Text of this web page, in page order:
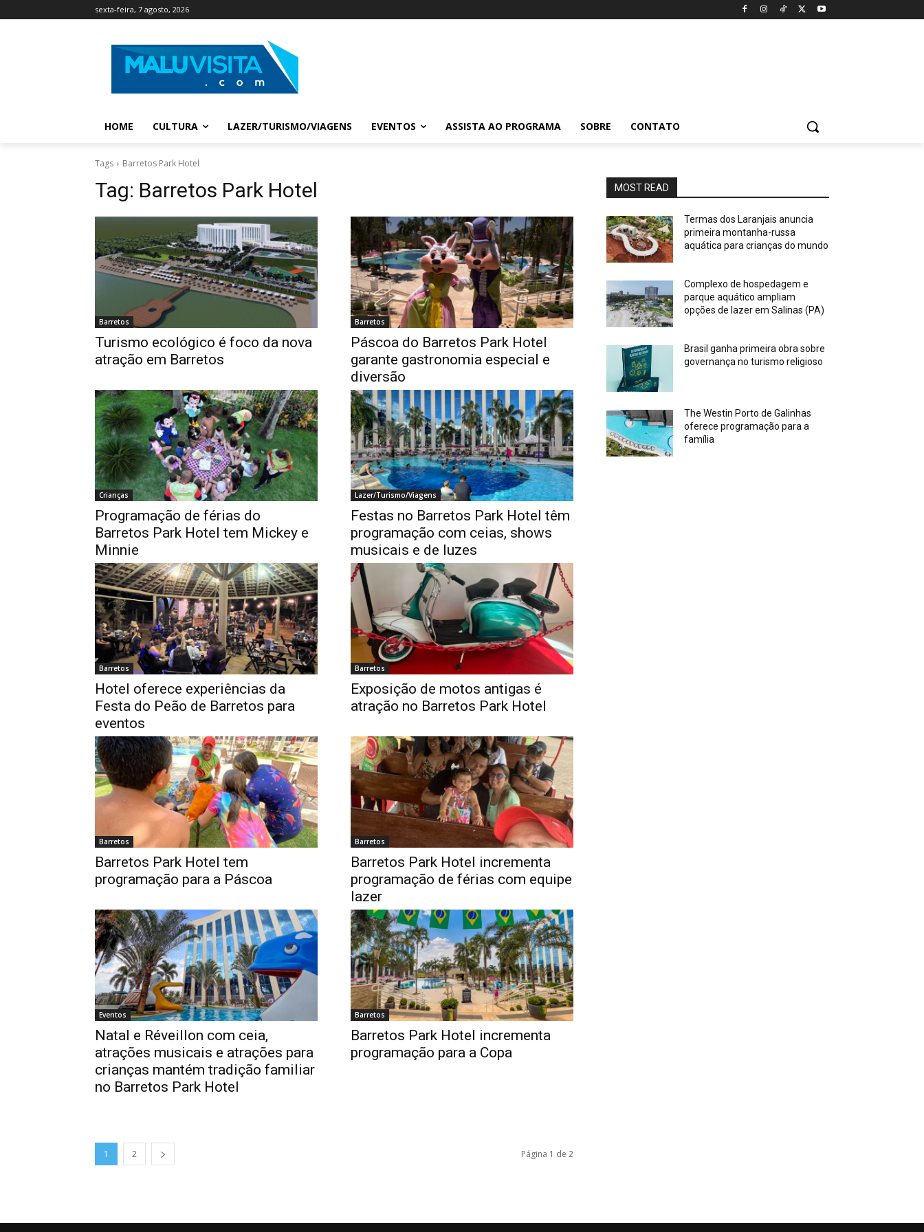
sexta-feira, 7 agosto, 2026
HOME CULTURA LAZER/TURISMO/VIAGENS EVENTOS ASSISTA AO PROGRAMA SOBRE CONTATO
Tags Barretos Park Hotel
Tag: Barretos Park Hotel
Barretos
Turismo ecológico é foco da nova
atração em Barretos
Barretos
Páscoa do Barretos Park Hotel
garante gastronomia especial e
diversão
Crianças
Programação de férias do
Barretos Park Hotel tem Mickey e
Minnie
Lazer/Turismo/Viagens
Festas no Barretos Park Hotel têm
programação com ceias, shows
musicais e de luzes
Barretos
Hotel oferece experiências da
Festa do Peão de Barretos para
eventos
Barretos
Exposição de motos antigas é
atração no Barretos Park Hotel
Barretos
Barretos Park Hotel tem
programação para a Páscoa
Barretos
Barretos Park Hotel incrementa
programação de férias com equipe
lazer
Eventos
Natal e Réveillon com ceia,
atrações musicais e atrações para
crianças mantém tradição familiar
no Barretos Park Hotel
Barretos
Barretos Park Hotel incrementa
programação para a Copa
1 2 Página 1 de 2
MOST READ
Termas dos Laranjais anuncia
primeira montanha-russa
aquática para crianças do mundo
Complexo de hospedagem e
parque aquático ampliam
opções de lazer em Salinas (PA)
Brasil ganha primeira obra sobre
governança no turismo religioso
The Westin Porto de Galinhas
oferece programação para a
família